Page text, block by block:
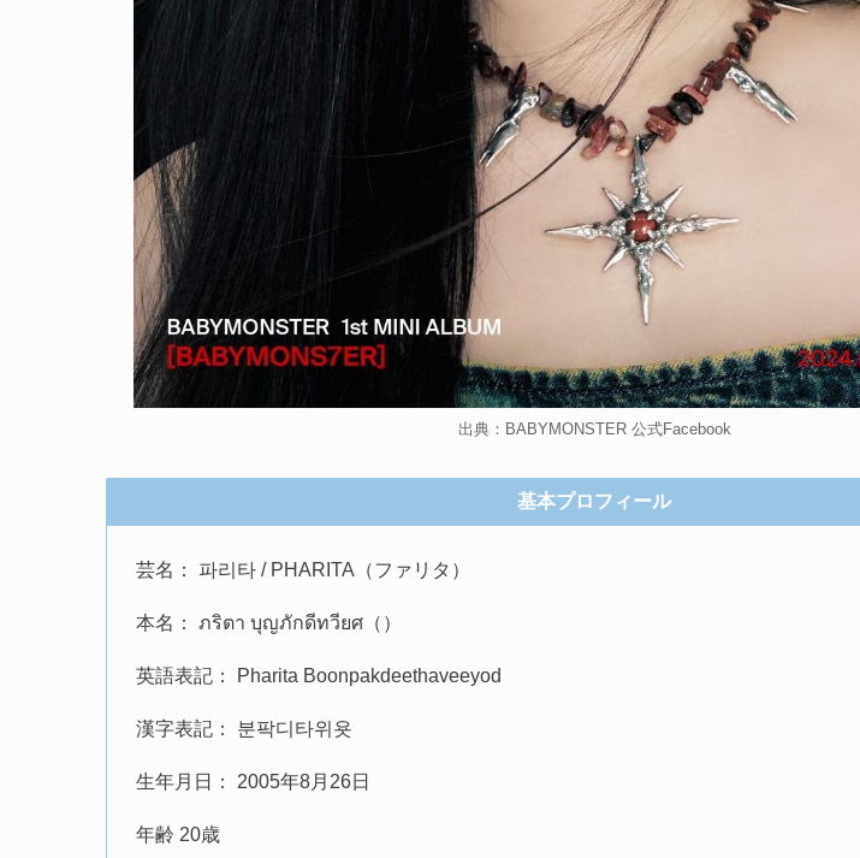
出典：BABYMONSTER 公式Facebook
基本プロフィール
芸名： 파리타 / PHARITA（ファリタ）
本名： ภริตา บุญภักดีทวียศ（）
英語表記： Pharita Boonpakdeethaveeyod
漢字表記： 분팍디타위욧
生年月日： 2005年8月26日
年齢 20歳